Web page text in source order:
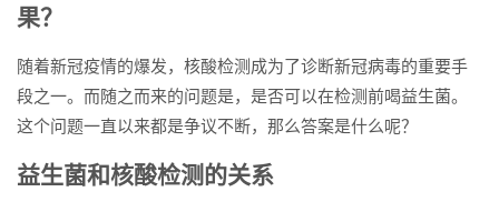
果？
随着新冠疫情的爆发，核酸检测成为了诊断新冠病毒的重要手
段之一。而随之而来的问题是，是否可以在检测前喝益生菌。
这个问题一直以来都是争议不断，那么答案是什么呢？
益生菌和核酸检测的关系